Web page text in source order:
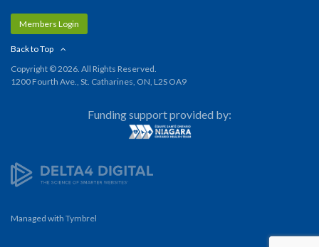
Members Login
Back to Top
Copyright © 2026. All Rights Reserved.
1200 Fourth Ave., St. Catharines, ON, L2S OA9
Funding support provided by:
Managed with Tymbrel